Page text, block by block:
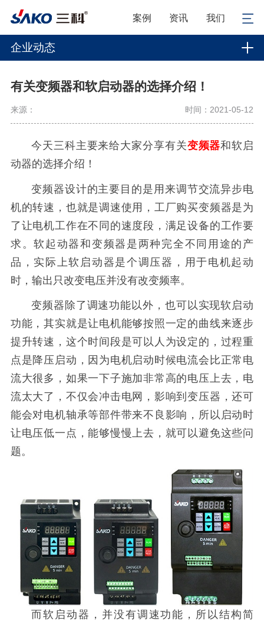
案例 资讯 我们
企业动态
有关变频器和软启动器的选择介绍！
来源： 时间：2021-05-12
今天三科主要来给大家分享有关变频器和软启
动器的选择介绍！
变频器设计的主要目的是用来调节交流异步电
机的转速，也就是调速使用，工厂购买变频器是为
了让电机工作在不同的速度段，满足设备的工作要
求。软起动器和变频器是两种完全不同用途的产
品，实际上软启动器是个调压器，用于电机起动
时，输出只改变电压并没有改变频率。
变频器除了调速功能以外，也可以实现软启动
功能，其实就是让电机能够按照一定的曲线来逐步
提升转速，这个时间段是可以人为设定的，过程重
点是降压启动，因为电机启动时候电流会比正常电
流大很多，如果一下子施加非常高的电压上去，电
流太大了，不仅会冲击电网，影响到变压器，还可
能会对电机轴承等部件带来不良影响，所以启动时
让电压低一点，能够慢慢上去，就可以避免这些问
题。
而软启动器，并没有调速功能，所以结构简